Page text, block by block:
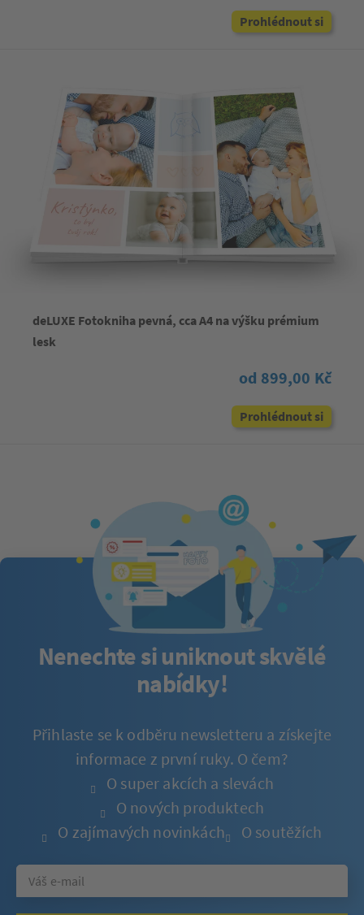
Prohlédnout si
deLUXE Fotokniha pevná, cca A4 na výšku prémium
lesk
od 899,00 Kč
Prohlédnout si
Nenechte si uniknout skvělé
nabídky!
Přihlaste se k odběru newsletteru a získejte
informace z první ruky. O čem?
O super akcích a slevách
O nových produktech
O zajímavých novinkách
O soutěžích